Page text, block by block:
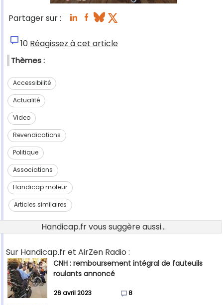
Partager sur :
10 Réagissez à cet article
Thèmes :
Accessibilité
Actualité
Video
Revendications
Politique
Associations
Handicap moteur
Articles similaires
Handicap.fr vous suggère aussi...
Sur Handicap.fr et AirZen Radio :
CNH : remboursement intégral de fauteuils
roulants annoncé
26 avril 2023 8